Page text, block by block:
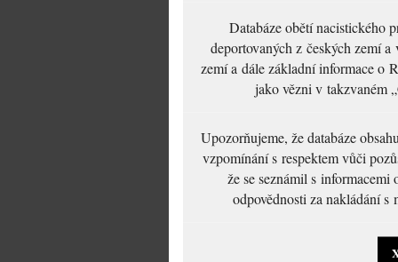
Databáze obětí nacistického
deportovaných z českých zemí
zemí a dále základní informace o
jako vězni v takzvaném
Upozorňujeme, že databáze
vzpomínání s respektem vůči
že se seznámil s
odpovědnosti za nakládání